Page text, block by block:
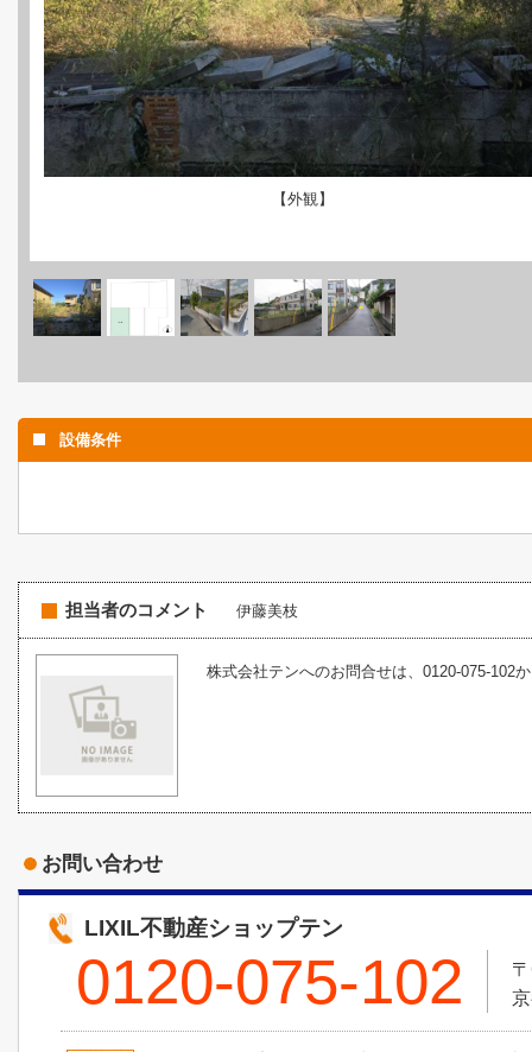
【外観】
設備条件
担当者のコメント 伊藤美枝
株式会社テンへのお問合せは、0120-075-102
お問い合わせ
LIXIL不動産ショップテン
0120-075-102